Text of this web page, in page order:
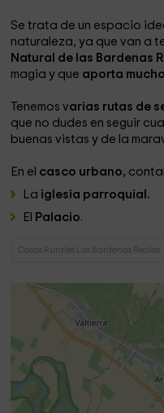
Se trata de un espacio
naturaleza, ya que van a
Natural de las Bardenas
magia y que aporta
Tenemos varias rutas de
que no dudes en seguir
buenas vistas y de la
En el casco urbano,
La iglesia parroquial.
El
Palacio.
Casas Rurales Las Bardenas Reales